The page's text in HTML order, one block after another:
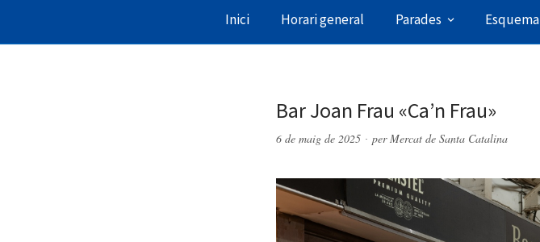
Inici Horari general Parades Esquema
Bar Joan Frau «Ca’n Frau»
6 de maig de 2025 perMercat de Santa Catalina